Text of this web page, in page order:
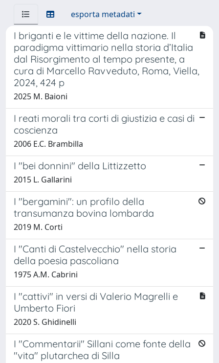
esporta metadati
I briganti e le vittime della nazione. Il
paradigma vittimario nella storia d’Italia
dal Risorgimento al tempo presente, a
cura di Marcello Ravveduto, Roma, Viella,
2024, 424 p
2025 M. Baioni
I reati morali tra corti di giustizia e casi di
coscienza
2006 E.C. Brambilla
I "bei donnini" della Littizzetto
2015 L. Gallarini
I "bergamini": un profilo della
transumanza bovina lombarda
2019 M. Corti
I "Canti di Castelvecchio" nella storia
della poesia pascoliana
1975 A.M. Cabrini
I "cattivi" in versi di Valerio Magrelli e
Umberto Fiori
2020 S. Ghidinelli
I "Commentarii" Sillani come fonte della
"vita" plutarchea di Silla